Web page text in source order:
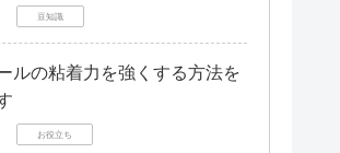
豆知識
ルの粘着力を強くする方法を
お役立ち